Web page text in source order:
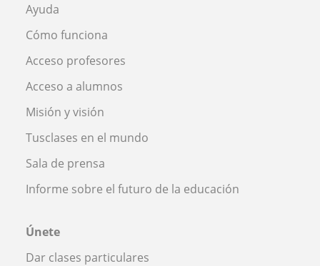
Ayuda
Cómo funciona
Acceso profesores
Acceso a alumnos
Misión y visión
Tusclases en el mundo
Sala de prensa
Informe sobre el futuro de la educación
Únete
Dar clases particulares